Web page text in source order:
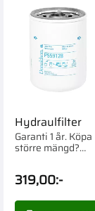
Hydraulfilter
Garanti 1 år. Köpa
större mängd?
Förpackad om 1/12
319,00:-